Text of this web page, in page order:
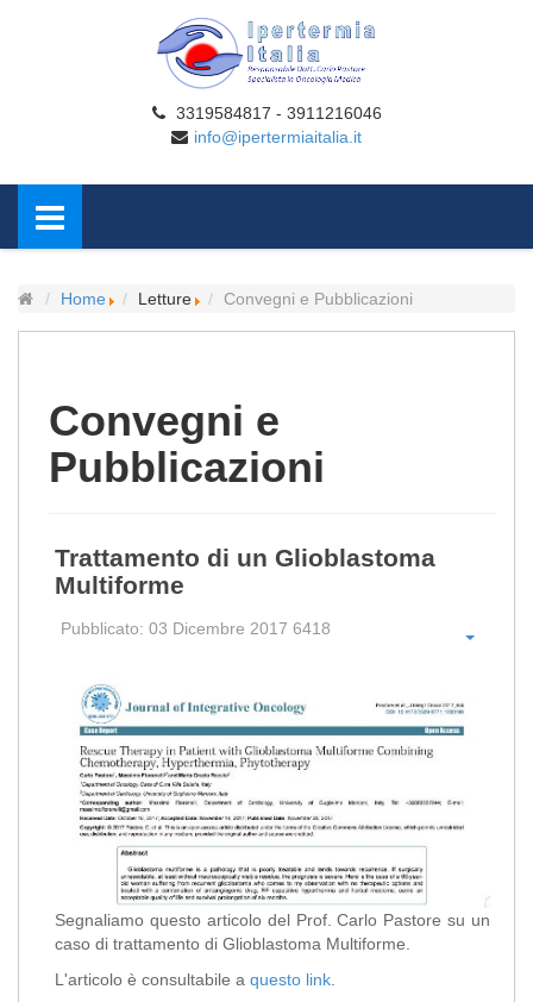
3319584817 - 3911216046
info@ipertermiaitalia.it
Home Letture Convegni e Pubblicazioni
Convegni e
Pubblicazioni
Trattamento di un Glioblastoma
Multiforme
Pubblicato: 03 Dicembre 2017 6418
Segnaliamo questo articolo del Prof. Carlo Pastore su un
caso di trattamento di Glioblastoma Multiforme.
L'articolo è consultabile a questo link.